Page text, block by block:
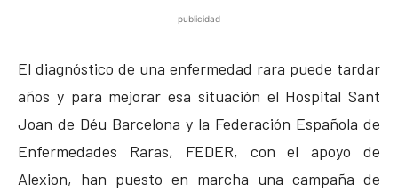
publicidad
El diagnóstico de una enfermedad rara puede tardar
años y para mejorar esa situación el Hospital Sant
Joan de Déu Barcelona y la Federación Española de
Enfermedades Raras, FEDER, con el apoyo de
Alexion, han puesto en marcha una campaña de